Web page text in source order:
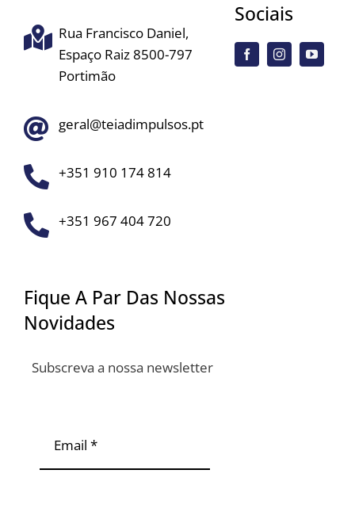
Rua Francisco Daniel,
Espaço Raiz 8500-797
Portimão
geral@teiadimpulsos.pt
+351 910 174 814
+351 967 404 720
Sociais
Fique A Par Das Nossas
Novidades
Subscreva a nossa newsletter